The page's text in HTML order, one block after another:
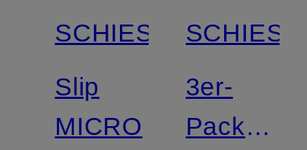
SCHIESSER
Slip
MICRO
3er-
Pack